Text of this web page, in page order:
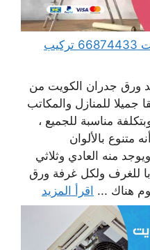
فني تركيب ورق جدران الكويت 66874433 تركيب
ورق جدران الكويت من
جميلا للمنازل والمكاتب
مناسبة للجميع ،
متنوع بالألوان
منه العادي وثلاثي
للغرف ولكل غرفة ورق
هناك ... اقرأ المزيد